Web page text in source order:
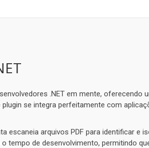
.NET em mente,
se integra perfeitamente com
escaneia arquivos PDF para identificar
tempo de desenvolvimento, permitindo